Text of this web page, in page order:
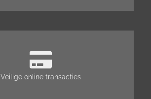
Veilige online transacties